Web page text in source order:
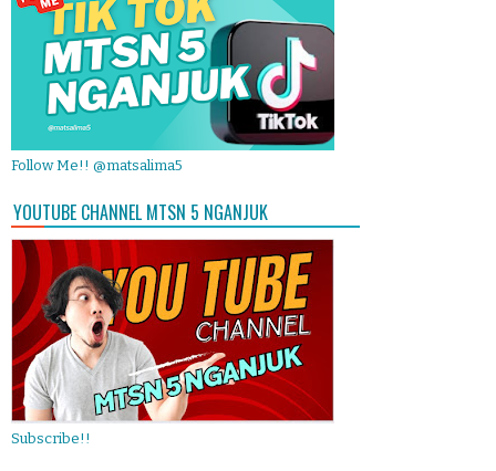
Follow Me!! @matsalima5
YOUTUBE CHANNEL MTSN 5 NGANJUK
Subscribe!!